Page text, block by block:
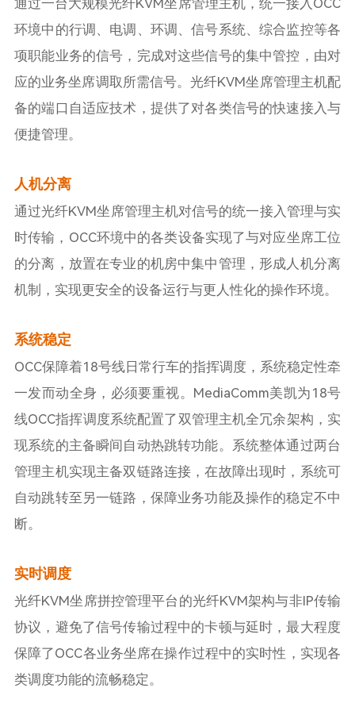
通过一台大规模光纤KVM坐席管理主机，统一接入OCC
环境中的行调、电调、环调、信号系统、综合监控等各
项职能业务的信号，完成对这些信号的集中管控，由对
应的业务坐席调取所需信号。光纤KVM坐席管理主机配
备的端口自适应技术，提供了对各类信号的快速接入与
便捷管理。
人机分离
通过光纤KVM坐席管理主机对信号的统一接入管理与实
时传输，OCC环境中的各类设备实现了与对应坐席工位
的分离，放置在专业的机房中集中管理，形成人机分离
机制，实现更安全的设备运行与更人性化的操作环境。
系统稳定
OCC保障着18号线日常行车的指挥调度，系统稳定性牵
一发而动全身，必须要重视。MediaComm美凯为18号
线OCC指挥调度系统配置了双管理主机全冗余架构，实
现系统的主备瞬间自动热跳转功能。系统整体通过两台
管理主机实现主备双链路连接，在故障出现时，系统可
自动跳转至另一链路，保障业务功能及操作的稳定不中
断。
实时调度
光纤KVM坐席拼控管理平台的光纤KVM架构与非IP传输
协议，避免了信号传输过程中的卡顿与延时，最大程度
保障了OCC各业务坐席在操作过程中的实时性，实现各
类调度功能的流畅稳定。